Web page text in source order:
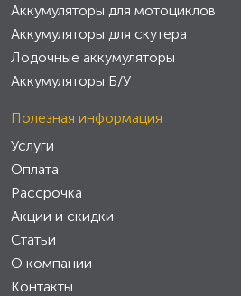
Аккумуляторы для мотоциклов
Аккумуляторы для скутера
Лодочные аккумуляторы
Аккумуляторы Б/У
Полезная информация
Услуги
Оплата
Рассрочка
Акции и скидки
Статьи
О компании
Контакты